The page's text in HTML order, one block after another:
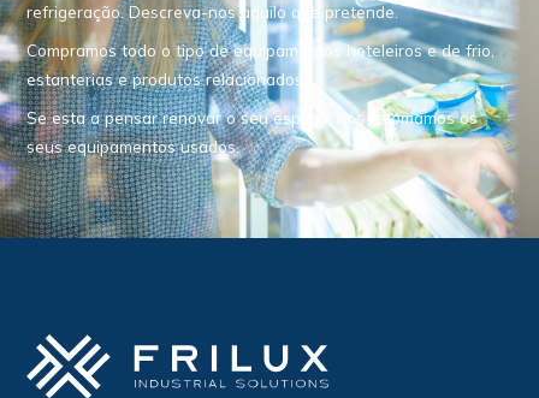
refrigeração. Descreva-nos aquilo que pretende.
Compramos todo o tipo de equipamentos hoteleiros e de frio,
estanterias e produtos relacionados.
Se esta a pensar renovar o seu espaço, nós retomamos os
seus equipamentos usados.